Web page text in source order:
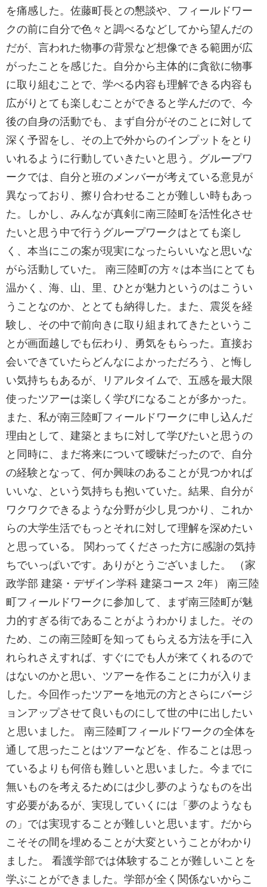
を痛感した。佐藤町長との懇談や、フィールドワー
クの前に自分で色々と調べるなどしてから望んだの
だが、言われた物事の背景など想像できる範囲が広
がったことを感じた。自分から主体的に貪欲に物事
に取り組むことで、学べる内容も理解できる内容も
広がりとても楽しむことができると学んだので、今
後の自身の活動でも、まず自分がそのことに対して
深く予習をし、その上で外からのインプットをとり
いれるように行動していきたいと思う。グループワ
ークでは、自分と班のメンバーが考えている意見が
異なっており、擦り合わせることが難しい時もあっ
た。しかし、みんなが真剣に南三陸町を活性化させ
たいと思う中で行うグループワークはとても楽し
く、本当にこの案が現実になったらいいなと思いな
がら活動していた。 南三陸町の方々は本当にとても
温かく、海、山、里、ひとが魅力というのはこうい
うことなのか、ととても納得した。また、震災を経
験し、その中で前向きに取り組まれてきたというこ
とが画面越しでも伝わり、勇気をもらった。直接お
会いできていたらどんなによかっただろう、と悔し
い気持ちもあるが、リアルタイムで、五感を最大限
使ったツアーは楽しく学びになることが多かった。
また、私が南三陸町フィールドワークに申し込んだ
理由として、建築とまちに対して学びたいと思うの
と同時に、まだ将来について曖昧だったので、自分
の経験となって、何か興味のあることが見つかれば
いいな、という気持ちも抱いていた。結果、自分が
ワクワクできるような分野が少し見つかり、これか
らの大学生活でもっとそれに対して理解を深めたい
と思っている。 関わってくださった方に感謝の気持
ちでいっぱいです。ありがとうございました。 （家
政学部 建築・デザイン学科 建築コース 2年） 南三陸
町フィールドワークに参加して、まず南三陸町が魅
力的すぎる街であることがようわかりました。その
ため、この南三陸町を知ってもらえる方法を手に入
れられさえすれば、すぐにでも人が来てくれるので
はないのかと思い、ツアーを作ることに力が入りま
した。今回作ったツアーを地元の方とさらにバージ
ョンアップさせて良いものにして世の中に出したい
と思いました。 南三陸町フィールドワークの全体を
通して思ったことはツアーなどを、作ることは思っ
ているよりも何倍も難しいと思いました。今までに
無いものを考えるためには少し夢のようなものを出
す必要があるが、実現していくには「夢のようなも
の」では実現することが難しいと思います。だから
こそその間を埋めることが大変ということがわかり
ました。 看護学部では体験することが難しいことを
学ぶことができました。学部が全く関係ないからこ